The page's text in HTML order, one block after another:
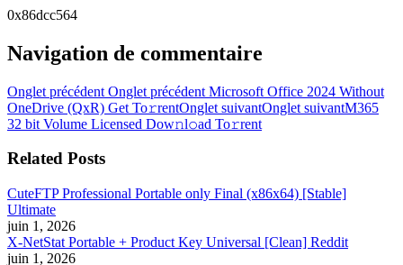
0x86dcc564
Navigation de commentaire
Onglet précédent Onglet précédent Microsoft Office 2024 Without
OneDrive (QxR) Get To𝚛rentOnglet suivantOnglet suivantM365
32 bit Volume Licensed Dow𝚗l𝚘ad To𝚛rent
Related Posts
CuteFTP Professional Portable only Final (x86x64) [Stable]
Ultimate
juin 1, 2026
X-NetStat Portable + Product Key Universal [Clean] Reddit
juin 1, 2026